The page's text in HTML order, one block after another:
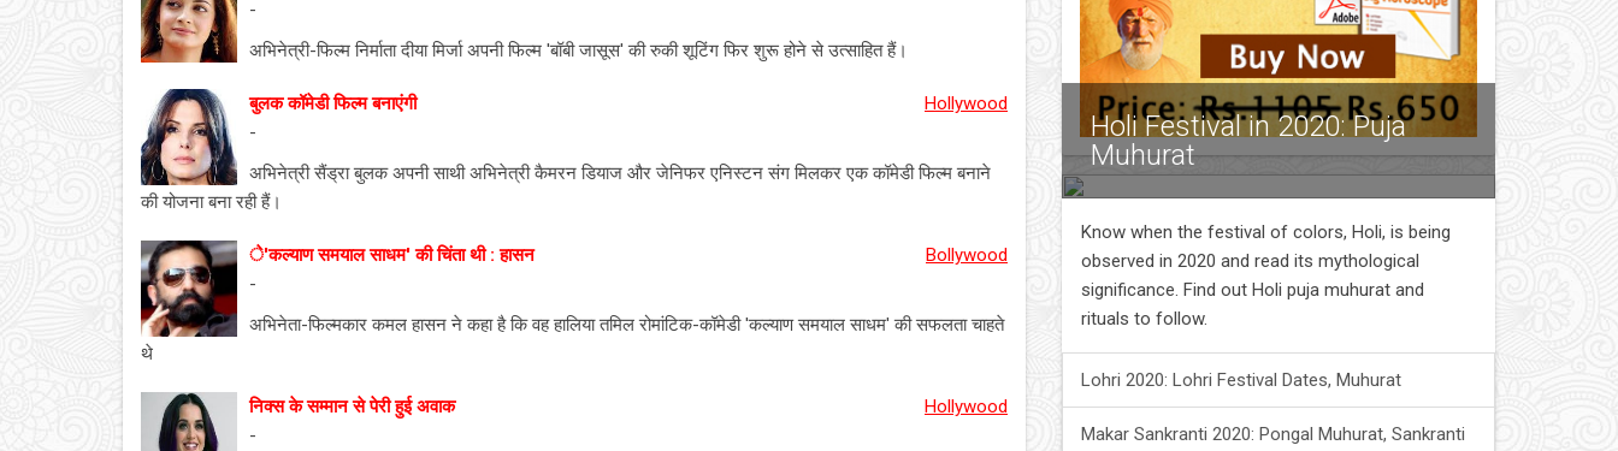
-
अभिनेत्री-फिल्म निर्माता दीया मिर्जा अपनी फिल्म 'बॉबी जासूस' की रुकी शूटिंग फिर शुरू होने से उत्साहित हैं।
बुलक कॉमेडी फिल्म बनाएंगी
Hollywood
-
अभिनेत्री सैंड्रा बुलक अपनी साथी अभिनेत्री कैमरन डियाज और जेनिफर एनिस्टन संग मिलकर एक कॉमेडी फिल्म बनाने
की योजना बना रही हैं।
े'कल्याण समयाल साधम' की चिंता थी : हासन
Bollywood
-
अभिनेता-फिल्मकार कमल हासन ने कहा है कि वह हालिया तमिल रोमांटिक-कॉमेडी 'कल्याण समयाल साधम' की सफलता चाहते
थे
निक्स के सम्मान से पेरी हुई अवाक
Hollywood
-
Holi Festival in 2020: Puja
Muhurat
Know when the festival of colors, Holi, is being
observed in 2020 and read its mythological
significance. Find out Holi puja muhurat and
rituals to follow.
Lohri 2020: Lohri Festival Dates, Muhurat
Makar Sankranti 2020: Pongal Muhurat, Sankranti